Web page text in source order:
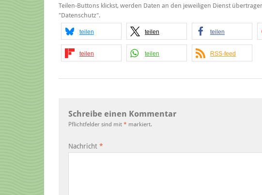
Teilen-Buttons klickst, werden Daten an den jeweiligen Dienst
"Datenschutz".
teilen teilen teilen
teilen teilen RSS-feed
Schreibe einen Kommentar
Pflichtfelder sind mit * markiert.
Nachricht *